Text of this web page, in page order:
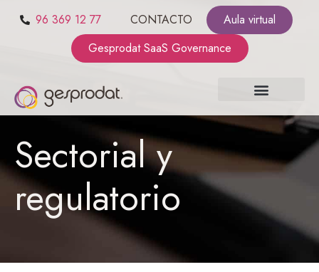
96 369 12 77 CONTACTO
Aula virtual
Gesprodat SaaS Governance
Sectorial y
regulatorio